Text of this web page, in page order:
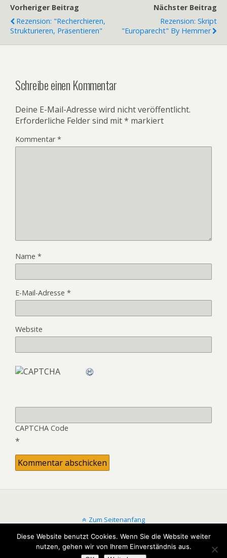
Vorheriger Beitrag
Rezension: "Recherchieren,
Strukturieren, Präsentieren"
Nächster Beitrag
Rezension: Skript
"Europarecht" By Hemmer
Schreibe einen Kommentar
Deine E-Mail-Adresse wird nicht veröffentlicht.
Erforderliche Felder sind mit* markiert
Kommentar*
Name *
E-Mail-Adresse *
Website
CAPTCHA Code
*
Zum Seitenanfang
Mobil Desktop
Diese Website benutzt Cookies. Wenn Sie die Website weiter
nutzen, gehen wir von Ihrem Einverständnis aus.